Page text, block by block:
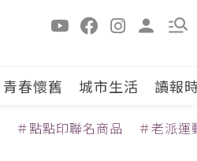
青春懷舊 城市生活 讀報
＃點點印聯名商品 ＃老派運